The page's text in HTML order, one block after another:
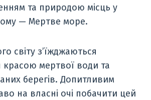
та природою місць у
— Мертве море.
світу з’їжджаються
красою мертвої води та
берегів. Допитливим
на власні очі побачити цей